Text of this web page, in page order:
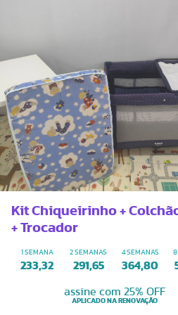
Kit Chiqueirinho +
+ Trocador
1 SEMANA
233,32
2 SEMANAS
291,65
4 SEMANAS
364,80
8
assine com 25% OFF
APLICADO NA RENOVAÇÃO